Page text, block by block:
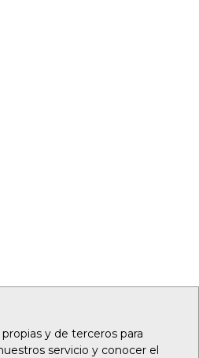
y de terceros para
servicio y conocer el